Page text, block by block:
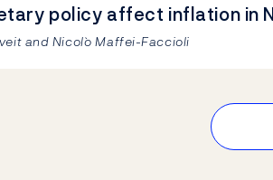
policy affect inflation in
and Nicol`o Maffei-Faccioli